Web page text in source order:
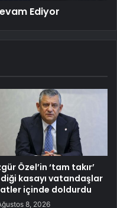
Ediyor
Özel’in ‘tam takır’
kasayı vatandaşlar
içinde doldurdu
8, 2026